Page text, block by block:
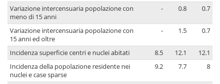
Variazione intercensuaria popolazione con
meno di 15 anni
- 0.8 0.7
Variazione intercensuaria popolazione con
15 anni ed oltre
- 1.5 0.7
Incidenza superficie centri e nuclei abitati 8.5 12.1
12.1
Incidenza della popolazione residente nei
nuclei e case sparse
9.2 7.7 8